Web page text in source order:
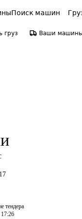
Поиск машин
груз Ваши
тендера